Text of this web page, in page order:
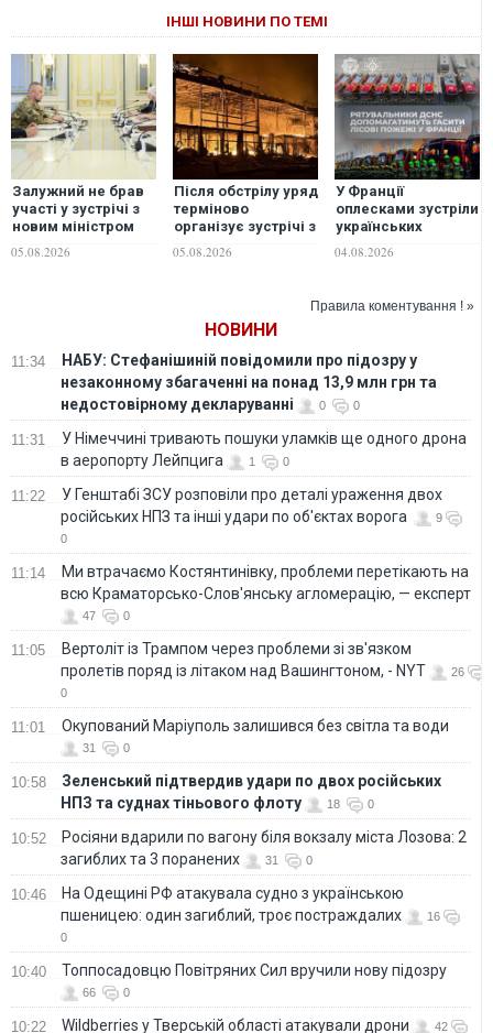
ІНШІ НОВИНИ ПО ТЕМІ
Залужний не брав
участі у зустрічі з
новим міністром
оборони Британії в
Києві: в ОП та в
05.08.2026
Після обстрілу уряд
терміново
організує зустрічі з
представниками
бізнесу, -
05.08.2026
У Франції
оплесками зустріли
українських
рятувальників
04.08.2026
Правила коментування ! »
НОВИНИ
11:34
НАБУ: Стефанішиній повідомили про підозру у
незаконному збагаченні на понад 13,9 млн грн та
недостовірному декларуванні
0 0
11:31
У Німеччині тривають пошуки уламків ще одного дрона
в аеропорту Лейпцига
1 0
11:22
У Генштабі ЗСУ розповіли про деталі ураження двох
російських НПЗ та інші удари по об'єктах ворога
9
0
11:14
Ми втрачаємо Костянтинівку, проблеми перетікають на
всю Краматорсько-Слов'янську агломерацію, — експерт
47 0
11:05
Вертоліт із Трампом через проблеми зі зв'язком
пролетів поряд із літаком над Вашингтоном, - NYT
26
0
11:01 Окупований Маріуполь залишився без світла та води
31 0
10:58
Зеленський підтвердив удари по двох російських
НПЗ та суднах тіньового флоту
18 0
10:52
Росіяни вдарили по вагону біля вокзалу міста Лозова: 2
загиблих та 3 поранених
31 0
10:46
На Одещині РФ атакувала судно з українською
пшеницею: один загиблий, троє постраждалих
16
0
10:40 Топпосадовцю Повітряних Сил вручили нову підозру
66 0
10:22 Wildberries у Тверській області атакували дрони 42